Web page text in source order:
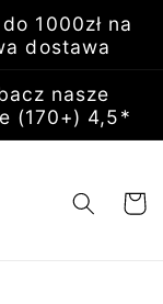
1000zł na
dostawa
nasze
(170+) 4,5*
Koszyk